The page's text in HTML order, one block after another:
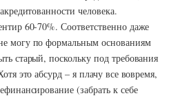
человека.
60-70%. Соответственно даже
могу по формальным основаниям
старый, поскольку под требования
это абсурд – я плачу все вовремя,
(забрать к себе